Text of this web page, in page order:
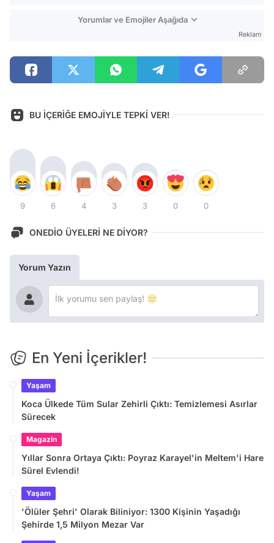
Yorumlar ve Emojiler Aşağıda
Reklam
BU İÇERİĞE EMOJİYLE TEPKİ VER!
9 6 4 3 3 0 0
ONEDİO ÜYELERİ NE DİYOR?
Yorum Yazın
En Yeni İçerikler!
Yaşam
Koca Ülkede Tüm Sular Zehirli Çıktı: Temizlemesi Asırlar
Sürecek
Magazin
Yıllar Sonra Ortaya Çıktı: Poyraz Karayel'in Meltem'i Hare
Sürel Evlendi!
Yaşam
'Ölüler Şehri' Olarak Biliniyor: 1300 Kişinin Yaşadığı
Şehirde 1,5 Milyon Mezar Var